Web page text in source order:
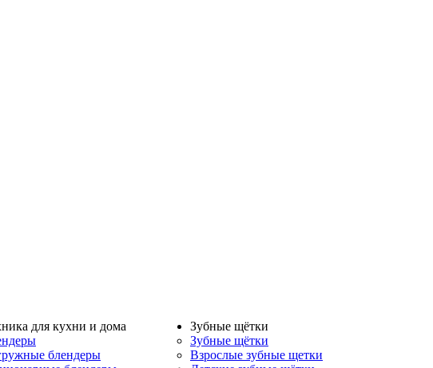
для кухни и дома
блендеры
Зубные щётки
Зубные щётки
Взрослые зубные щетки